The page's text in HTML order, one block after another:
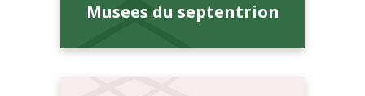
Musees du septentrion